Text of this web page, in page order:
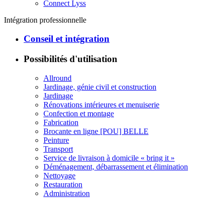
Connect Lyss
Intégration professionnelle
Conseil et intégration
Possibilités d'utilisation
Allround
Jardinage, génie civil et construction
Jardinage
Rénovations intérieures et menuiserie
Confection et montage
Fabrication
Brocante en ligne [POU] BELLE
Peinture
Transport
Service de livraison à domicile « bring it »
Déménagement, débarrassement et élimination
Nettoyage
Restauration
Administration